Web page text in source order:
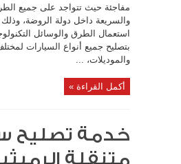
مفاجئة حيث تتواجد على جميع
والسريعة داخل دولة الروضة،
استعمال الطرق والوسائل
بتصليح جميع أنواع السيارات
والموديلات، ...
أكمل القراءة »
خدمة تصليح
متنقلة